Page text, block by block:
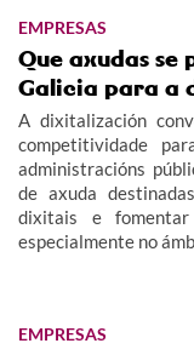
EMPRESAS
Que axudas se
Galicia para a
A dixitalización
competitividade
administracións
de axuda
dixitais e
especialmente no
EMPRESAS